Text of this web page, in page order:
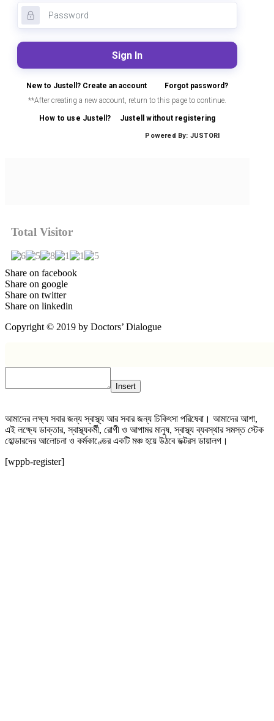
Total Visitor
Share on facebook
Share on google
Share on twitter
Share on linkedin
Copyright © 2019 by Doctors’ Dialogue
Insert
আমাদের লক্ষ্য সবার জন্য স্বাস্থ্য আর সবার জন্য চিকিৎসা পরিষেবা। আমাদের আশা,
এই লক্ষ্যে ডাক্তার, স্বাস্থ্যকর্মী, রোগী ও আপামর মানুষ, স্বাস্থ্য ব্যবস্থার সমস্ত স্টেক
হোল্ডারদের আলোচনা ও কর্মকাণ্ডের একটি মঞ্চ হয়ে উঠবে ডক্টরস ডায়ালগ।
[wppb-register]